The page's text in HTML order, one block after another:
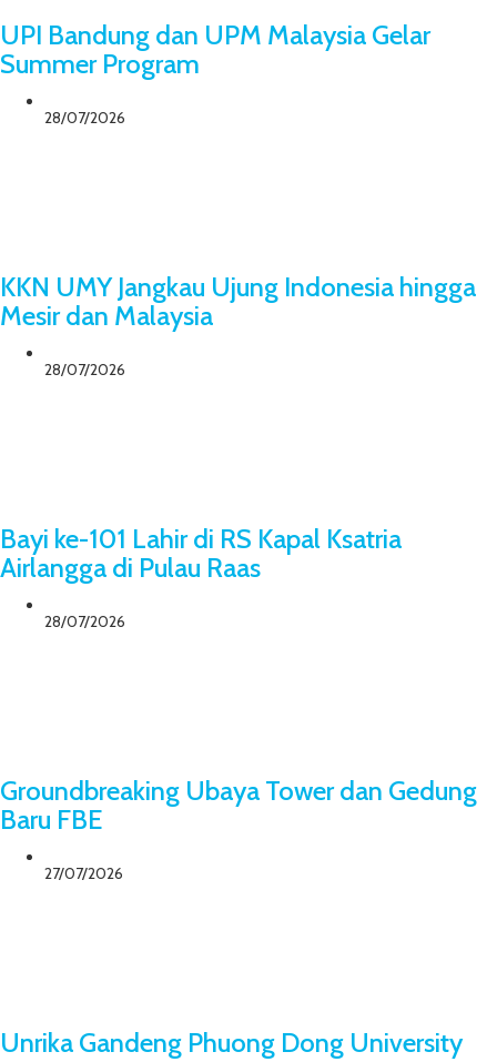
UPI Bandung dan UPM Malaysia Gelar
Summer Program
28/07/2026
KKN UMY Jangkau Ujung Indonesia hingga
Mesir dan Malaysia
28/07/2026
Bayi ke-101 Lahir di RS Kapal Ksatria
Airlangga di Pulau Raas
28/07/2026
Groundbreaking Ubaya Tower dan Gedung
Baru FBE
27/07/2026
Unrika Gandeng Phuong Dong University